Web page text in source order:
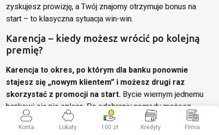
zyskujesz prowizję, a Twój znajomy otrzymuje bonus na
start – to klasyczna sytuacja win-win.
Karencja – kiedy możesz wrócić po kolejną
premię?
Karencja to okres, po którym dla banku ponownie
stajesz się „nowym klientem” i możesz drugi raz
skorzystać z promocji na start. Bycie wiernym jednemu
bankowi się nie opłaca. Po odebraniu nagrody możesz
zamknąć konto, odczekać wymagany czas (zazwyczaj 1-2
lata) i wrócić po kolejną premię.
Konta Lokaty 100 zł Kredyty Firma